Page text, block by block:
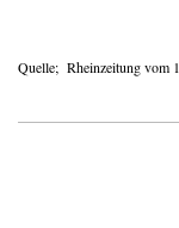
Quelle; Rheinzeitung vom